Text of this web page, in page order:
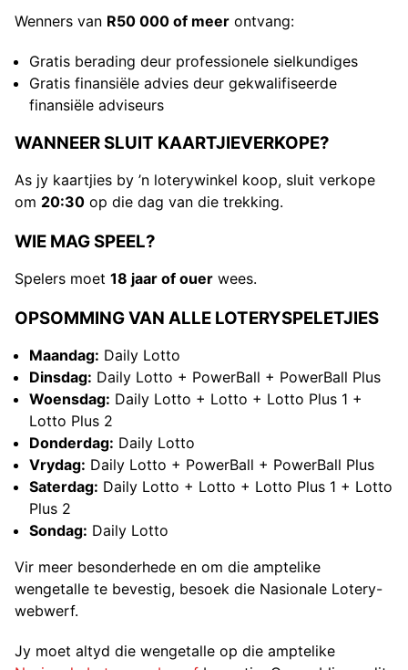
Wenners van R50 000 of meer ontvang:
Gratis berading deur professionele sielkundiges
Gratis finansiële advies deur gekwalifiseerde
finansiële adviseurs
WANNEER SLUIT KAARTJIEVERKOPE?
As jy kaartjies by ’n loterywinkel koop, sluit verkope
om 20:30 op die dag van die trekking.
WIE MAG SPEEL?
Spelers moet 18 jaar of ouer wees.
OPSOMMING VAN ALLE LOTERYSPELETJIES
Maandag: Daily Lotto
Dinsdag: Daily Lotto + PowerBall + PowerBall Plus
Woensdag: Daily Lotto + Lotto + Lotto Plus 1 +
Lotto Plus 2
Donderdag: Daily Lotto
Vrydag: Daily Lotto + PowerBall + PowerBall Plus
Saterdag: Daily Lotto + Lotto + Lotto Plus 1 + Lotto
Plus 2
Sondag: Daily Lotto
Vir meer besonderhede en om die amptelike
wengetalle te bevestig, besoek die Nasionale Lotery-
webwerf.
Jy moet altyd die wengetalle op die amptelike